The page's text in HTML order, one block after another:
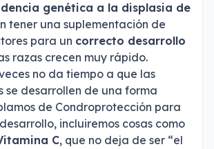
genética a la displasia de
tener una suplementación de
para un correcto desarrollo
razas crecen muy rápido.
no da tiempo a que las
se desarrollen de una forma
de Condroprotección para
incluiremos cosas como
C, que no deja de ser “el